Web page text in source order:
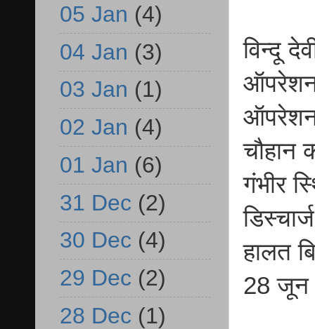
विन्दू
ऑपरेशन
ऑपरेशन
चौहान
गंभीर
हालत
28 जून
05 Jan (4)
04 Jan (3)
03 Jan (1)
02 Jan (4)
01 Jan (6)
31 Dec (2)
30 Dec (4)
29 Dec (2)
28 Dec (1)